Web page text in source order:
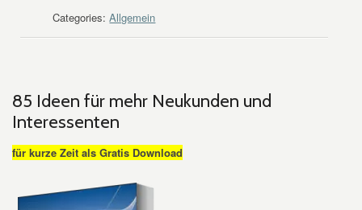
Categories: Allgemein
85 Ideen für mehr Neukunden und
Interessenten
für kurze Zeit als Gratis Download